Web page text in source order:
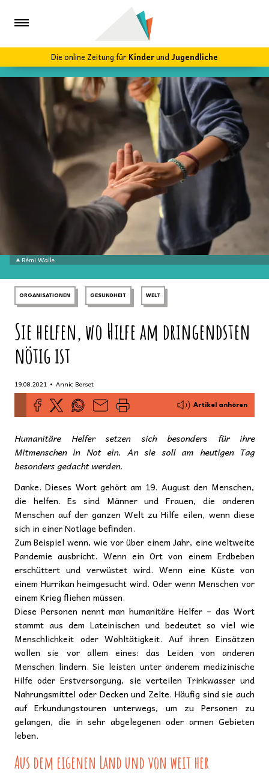
Die online Zeitung fürKinderundJugendliche
Rémi Walle
ORGANISATIONEN GESUNDHEIT WELT
Sie helfen, wo Hilfe am dringendsten
nötig ist
19.08.2021 • Annic Berset
Artikel anhören
Humanitäre Helfer setzen sich besonders für ihre
Mitmenschen in Not ein. An sie soll am heutigen Tag
besonders gedacht werden.
Danke. Dieses Wort gehört am 19. August den Menschen,
die helfen. Es sind Männer und Frauen, die anderen
Menschen auf der ganzen Welt zu Hilfe eilen, wenn diese
sich in einer Notlage befinden.
Zum Beispiel wenn, wie vor über einem Jahr, eine weltweite
Pandemie ausbricht. Wenn ein Ort von einem Erdbeben
erschüttert und verwüstet wird. Wenn eine Küste von
einem Hurrikan heimgesucht wird. Oder wenn Menschen vor
einem Krieg fliehen müssen.
Diese Personen nennt man humanitäre Helfer – das Wort
stammt aus dem Lateinischen und bedeutet so viel wie
Menschlichkeit oder Wohltätigkeit. Auf ihren Einsätzen
wollen sie vor allem eines: das Leiden von anderen
Menschen lindern. Sie leisten unter anderem medizinische
Hilfe oder Erstversorgung, sie verteilen Trinkwasser und
Nahrungsmittel oder Decken und Zelte. Häufig sind sie auch
auf Erkundungstouren unterwegs, um zu Personen zu
gelangen, die in sehr abgelegenen oder armen Gebieten
leben.
Aus dem eigenen Land und von weit her